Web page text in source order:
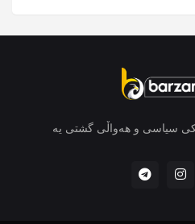
سیاسی و هەواڵی گشتی یە